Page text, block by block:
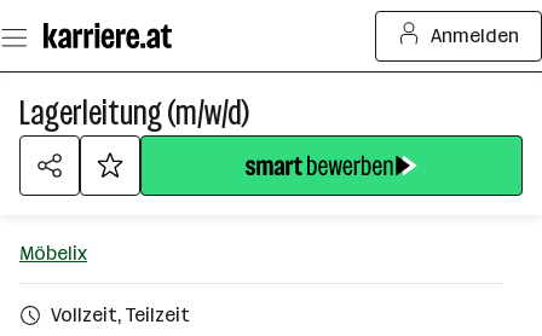
Seiteninhalt
springen
Anmelden
Lagerleitung (m/w/d)
Möbelix
Vollzeit, Teilzeit